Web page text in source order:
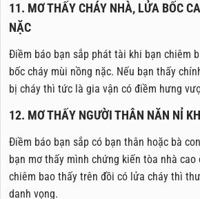
11. MƠ THẤY CHÁY NHÀ, LỬA BỐC
NẶC
Điềm báo bạn sắp phát tài khi bạn chiêm
bốc cháy mùi nồng nặc. Nếu bạn thấy
bị cháy thì tức là gia vận có điềm hưng
12. MƠ THẤY NGƯỜI THÂN NĂN NỈ
Điềm báo bạn sắp có bạn thân hoặc bà
bạn mơ thấy mình chứng kiến tòa nhà cao
chiêm bao thấy trên đồi có lửa cháy thì
danh vọng.